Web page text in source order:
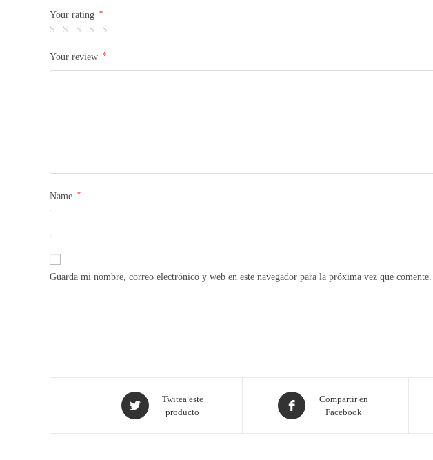
Your rating *
Your review *
Name *
Guarda mi nombre, correo electrónico y web en este navegador para la próxima vez que comente.
Twitea este
producto
Compartir en
Facebook